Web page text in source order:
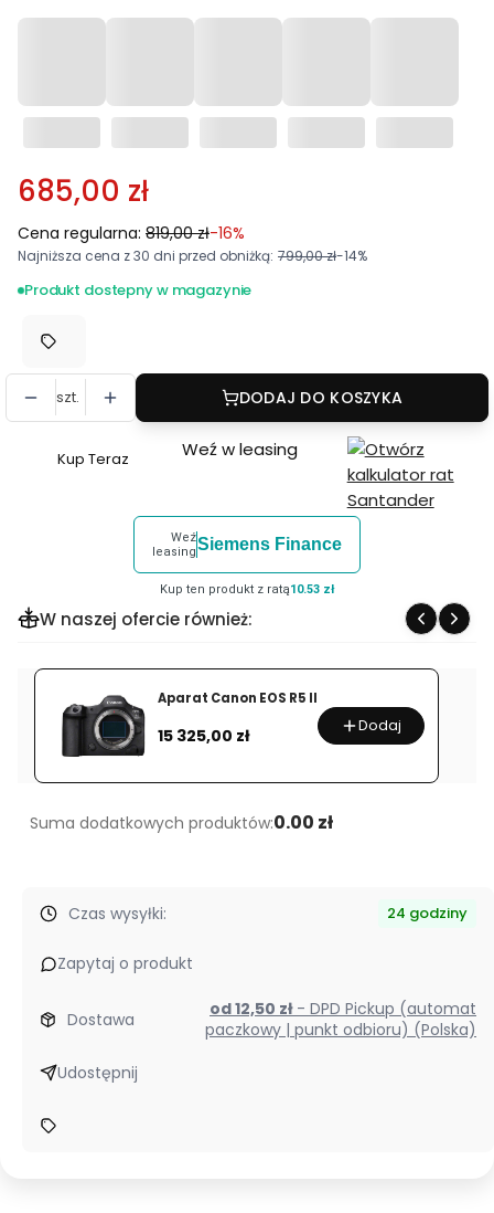
685,00 zł
Cena regularna: 819,00 zł-16%
Najniższa cena z 30 dni przed obniżką: 799,00 zł-14%
Produkt dostepny w magazynie
szt. DODAJ DO KOSZYKA
Szybki
II
1''
BDC
Luneta
celownicza
Kup Teraz Weź w leasing
Weź
leasingSiemens Finance
Kup ten produkt z ratą10.53 zł
W naszej ofercie również:
Aparat Canon EOS R5 II
Cena
15 325,00 zł Dodaj
Suma dodatkowych produktów:0.00 zł
Czas wysyłki: 24 godziny
Zapytaj o produkt
Dostawa od 12,50 zł - DPD Pickup (automat
paczkowy | punkt odbioru) (Polska)
Udostępnij